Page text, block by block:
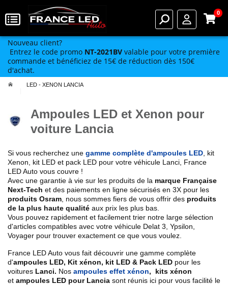
0
Nouveau client?
Entrez le code promo NT-2021BV valable pour votre première
commande et bénéficiez de 15€ de réduction dès 150€
d'achat.
LED - XENON LANCIA
Ampoules LED et Xenon pour
voiture Lancia
Si vous recherchez une gamme complète d'ampoules LED , kit
Xenon, kit LED et pack LED pour votre véhicule Lanci, France
LED Auto vous couvre !
Avec une garantie à vie sur les produits de la marque Française
Next-Tech et des paiements en ligne sécurisés en 3X pour les
produits Osram , nous sommes fiers de vous offrir des produits
de la plus haute qualité aux prix les plus bas.
Vous pouvez rapidement et facilement trier notre large sélection
d'articles compatibles avec votre véhicule Delat 3, Ypsilon,
Voyager pour trouver exactement ce que vous voulez.
France LED Auto vous fait découvrir une gamme complète
d'ampoules LED, Kit xénon, kit LED & Pack LED pour les
voitures Lanci. Nos ampoules effet xénon,
kits xénon
et ampoules LED pour Lancia sont réunis ici pour vous facilité le